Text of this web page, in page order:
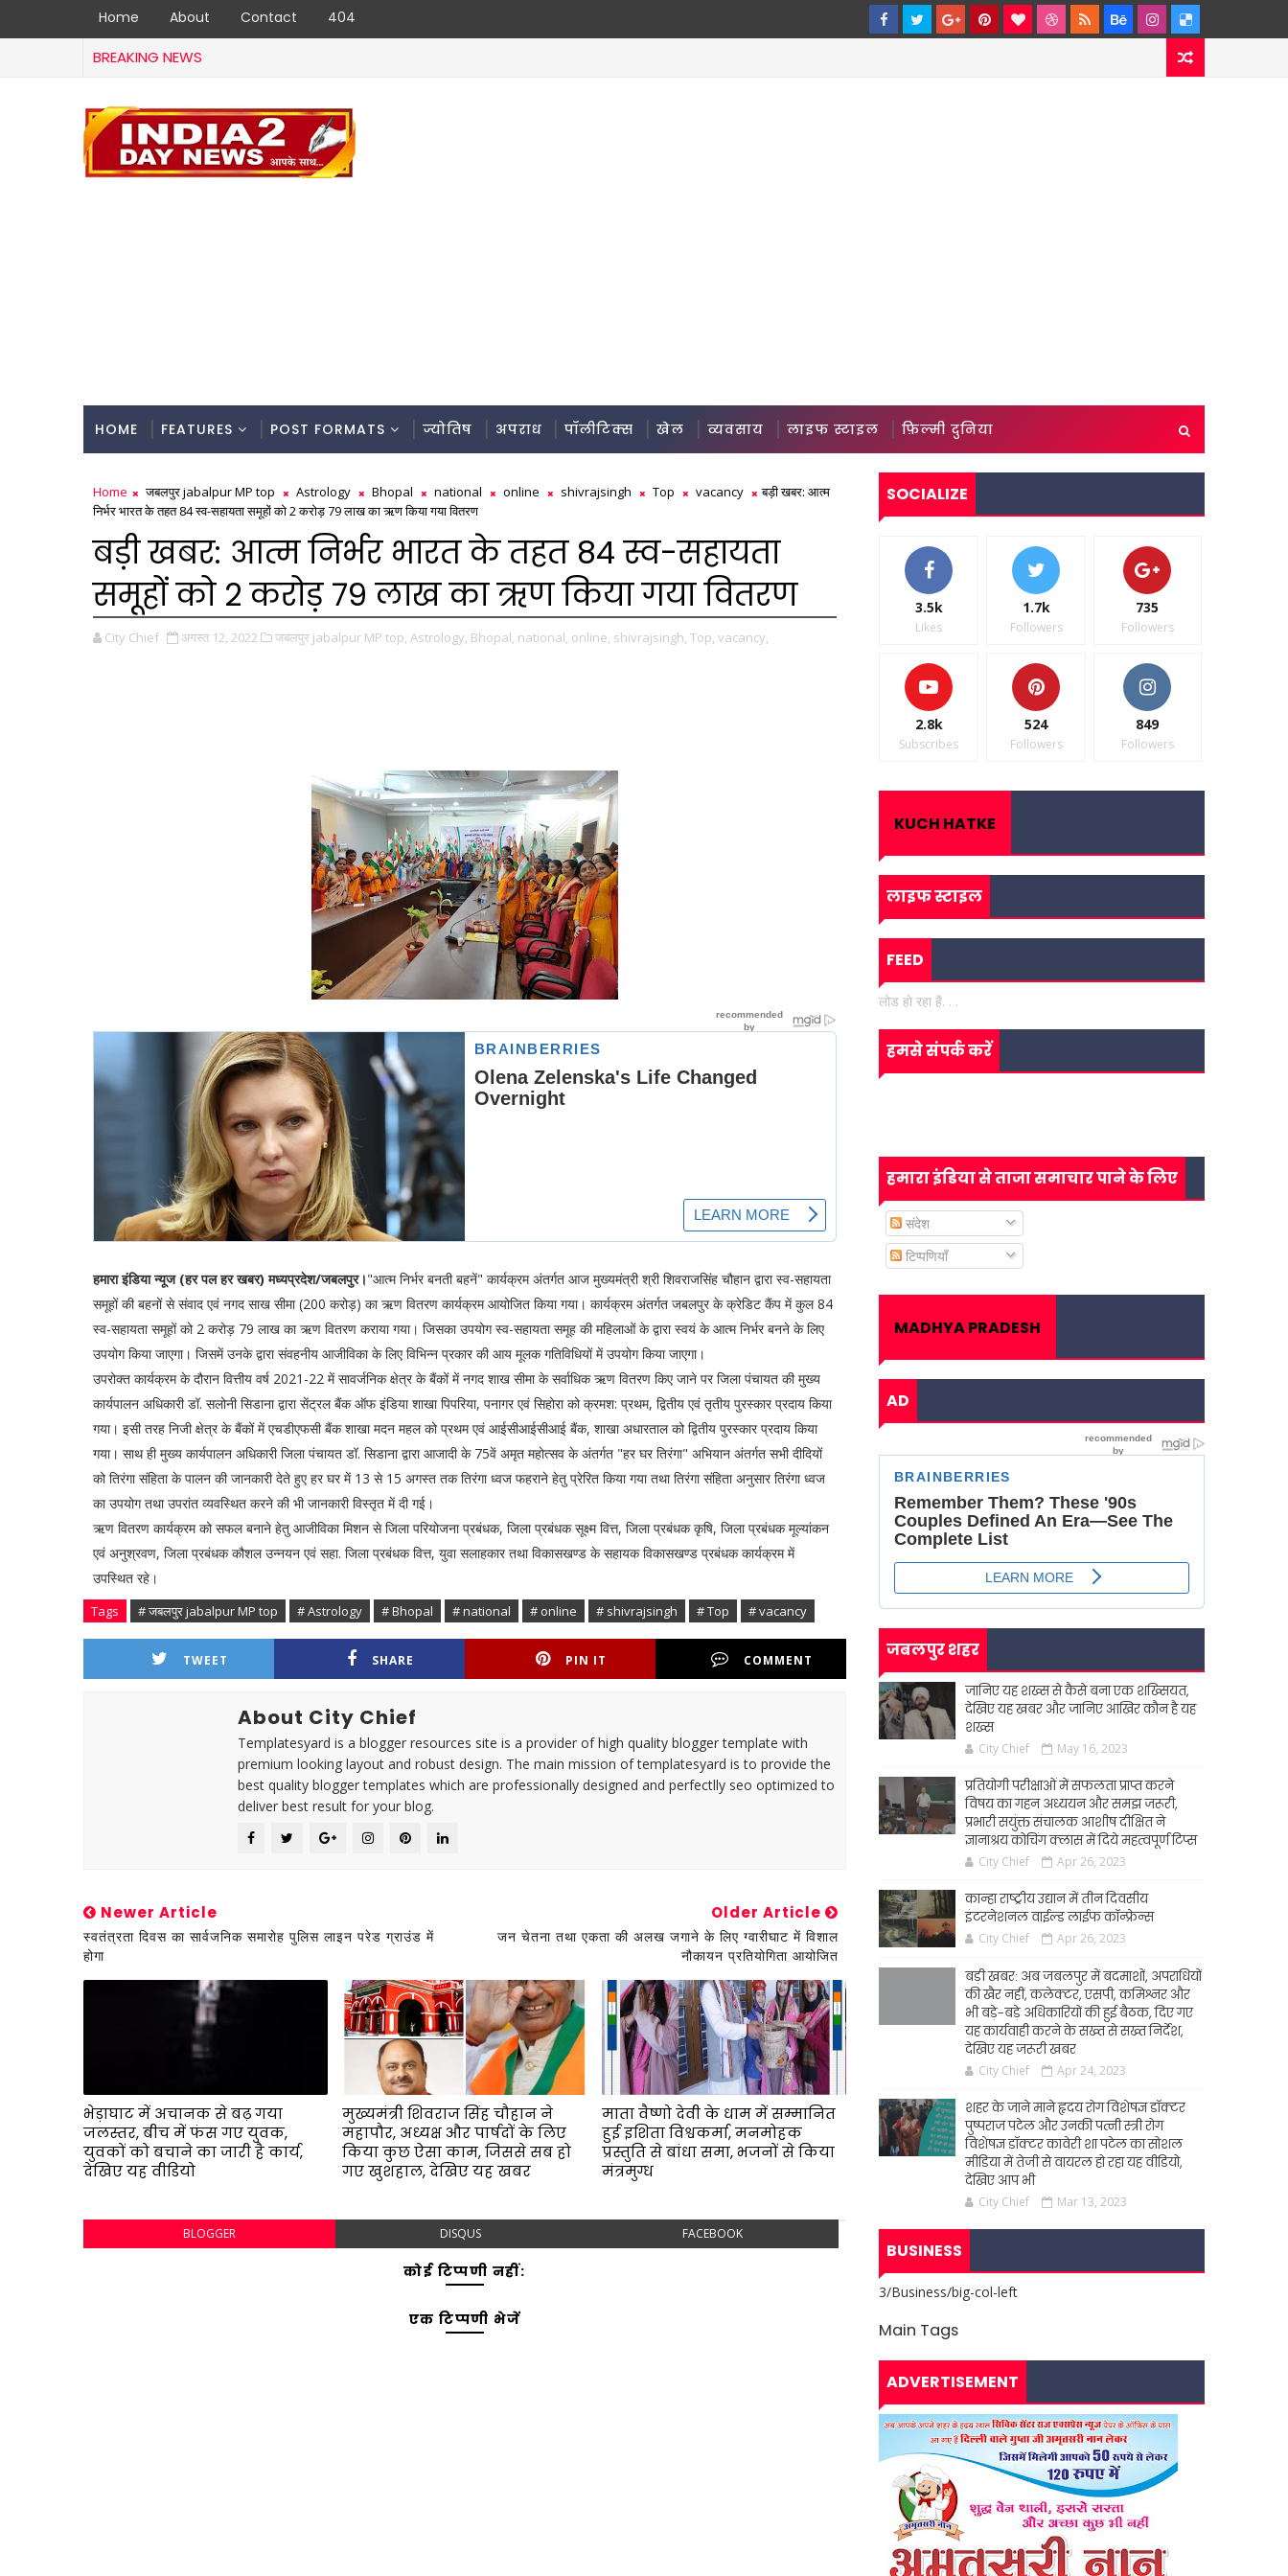
Home About Contact 404
BREAKING NEWS
HOME FEATURES POST FORMATS ज्योतिष अपराध पॉलीटिक्स खेल व्यवसाय लाइफ स्टाइल फ़िल्मी दुनिया
Home जबलपुर jabalpur MP top Astrology Bhopal national online shivrajsingh Top vacancy
बड़ी खबर: आत्म
निर्भर भारत के तहत 84 स्व-सहायता समूहों को 2 करोड़ 79 लाख का ऋण किया गया वितरण
बड़ी खबर: आत्म निर्भर भारत के तहत 84 स्व-सहायता
समूहों को 2 करोड़ 79 लाख का ऋण किया गया वितरण
City Chief अगस्त 12, 2022 जबलपुर jabalpur MP top, Astrology, Bhopal, national, online, shivrajsingh, Top, vacancy,
हमारा इंडिया न्यूज (हर पल हर खबर) मध्यप्रदेश/जबलपुर।"आत्म निर्भर बनती बहनें" कार्यक्रम अंतर्गत आज मुख्यमंत्री श्री शिवराजसिंह चौहान द्वारा स्व-सहायता
समूहों की बहनों से संवाद एवं नगद साख सीमा (200 करोड़) का ऋण वितरण कार्यक्रम आयोजित किया गया। कार्यक्रम अंतर्गत जबलपुर के क्रेडिट कैंप में कुल 84
स्व-सहायता समूहों को 2 करोड़ 79 लाख का ऋण वितरण कराया गया। जिसका उपयोग स्व-सहायता समूह की महिलाओं के द्वारा स्वयं के आत्म निर्भर बनने के लिए
उपयोग किया जाएगा। जिसमें उनके द्वारा संवहनीय आजीविका के लिए विभिन्न प्रकार की आय मूलक गतिविधियों में उपयोग किया जाएगा।
उपरोक्त कार्यक्रम के दौरान वित्तीय वर्ष 2021-22 में सावर्जनिक क्षेत्र के बैंकों में नगद शाख सीमा के सर्वाधिक ऋण वितरण किए जाने पर जिला पंचायत की मुख्य
कार्यपालन अधिकारी डॉ. सलोनी सिडाना द्वारा सेंट्रल बैंक ऑफ इंडिया शाखा पिपरिया, पनागर एवं सिहोरा को क्रमश: प्रथम, द्वितीय एवं तृतीय पुरस्कार प्रदाय किया
गया। इसी तरह निजी क्षेत्र के बैंकों में एचडीएफसी बैंक शाखा मदन महल को प्रथम एवं आईसीआईसीआई बैंक, शाखा अधारताल को द्वितीय पुरस्कार प्रदाय किया
गया। साथ ही मुख्य कार्यपालन अधिकारी जिला पंचायत डॉ. सिडाना द्वारा आजादी के 75वें अमृत महोत्सव के अंतर्गत "हर घर तिरंगा" अभियान अंतर्गत सभी दीदियों
को तिरंगा संहिता के पालन की जानकारी देते हुए हर घर में 13 से 15 अगस्त तक तिरंगा ध्वज फहराने हेतु प्रेरित किया गया तथा तिरंगा संहिता अनुसार तिरंगा ध्वज
का उपयोग तथा उपरांत व्यवस्थित करने की भी जानकारी विस्तृत में दी गई।
ऋण वितरण कार्यक्रम को सफल बनाने हेतु आजीविका मिशन से जिला परियोजना प्रबंधक, जिला प्रबंधक सूक्ष्म वित्त, जिला प्रबंधक कृषि, जिला प्रबंधक मूल्यांकन
एवं अनुश्रवण, जिला प्रबंधक कौशल उन्नयन एवं सहा. जिला प्रबंधक वित्त, युवा सलाहकार तथा विकासखण्ड के सहायक विकासखण्ड प्रबंधक कार्यक्रम में
उपस्थित रहे।
Tags # जबलपुर jabalpur MP top # Astrology # Bhopal # national # online # shivrajsingh # Top # vacancy
TWEET SHARE PIN IT COMMENT
About City Chief
Templatesyard is a blogger resources site is a provider of high quality blogger template with
premium looking layout and robust design. The main mission of templatesyard is to provide the
best quality blogger templates which are professionally designed and perfectlly seo optimized to
deliver best result for your blog.
Newer Article
स्वतंत्रता दिवस का सार्वजनिक समारोह पुलिस लाइन परेड ग्राउंड में
होगा
Older Article
जन चेतना तथा एकता की अलख जगाने के लिए ग्वारीघाट में विशाल
नौकायन प्रतियोगिता आयोजित
भेड़ाघाट में अचानक से बढ़ गया
जलस्तर, बीच में फंस गए युवक,
युवकों को बचाने का जारी है कार्य,
देखिए यह वीडियो
मुख्यमंत्री शिवराज सिंह चौहान ने
महापौर, अध्यक्ष और पार्षदों के लिए
किया कुछ ऐसा काम, जिससे सब हो
गए खुशहाल, देखिए यह खबर
माता वैष्णो देवी के धाम में सम्मानित
हुई इशिता विश्वकर्मा, मनमोहक
प्रस्तुति से बांधा समा, भजनों से किया
मंत्रमुग्ध
BLOGGER DISQUS FACEBOOK
कोई टिप्पणी नहीं:
एक टिप्पणी भेजें
SOCIALIZE
3.5k
Likes
1.7k
Followers
735
Followers
2.8k
Subscribes
524
Followers
849
Followers
KUCH HATKE
लाइफ स्टाइल
FEED
लोड हो रहा है. . .
हमसे संपर्क करें
हमारा इंडिया से ताजा समाचार पाने के लिए
संदेश
टिप्पणियाँ
MADHYA PRADESH
AD
जबलपुर शहर
जानिए यह शख्स से कैसे बना एक शख्सियत,
देखिए यह खबर और जानिए आखिर कौन है यह
शख्स
City Chief May 16, 2023
प्रतियोगी परीक्षाओं में सफलता प्राप्त करने
विषय का गहन अध्ययन और समझ जरूरी,
प्रभारी सयुंक्त संचालक आशीष दीक्षित ने
ज्ञानाश्रय कोचिंग क्लास में दिये महत्वपूर्ण टिप्स
City Chief Apr 26, 2023
कान्हा राष्ट्रीय उद्यान में तीन दिवसीय
इंटरनेशनल वाईल्ड लाईफ कॉन्फ्रेन्स
City Chief Apr 26, 2023
बड़ी खबर: अब जबलपुर में बदमाशों, अपराधियों
की खैर नहीं, कलेक्टर, एसपी, कमिश्नर और
भी बड़े-बड़े अधिकारियों की हुई बैठक, दिए गए
यह कार्यवाही करने के सख्त से सख्त निर्देश,
देखिए यह जरूरी खबर
City Chief Apr 24, 2023
शहर के जाने माने हृदय रोग विशेषज्ञ डॉक्टर
पुष्पराज पटेल और उनकी पत्नी स्त्री रोग
विशेषज्ञ डॉक्टर कावेरी शा पटेल का सोशल
मीडिया में तेजी से वायरल हो रहा यह वीडियो,
देखिए आप भी
City Chief Mar 13, 2023
BUSINESS
3/Business/big-col-left
Main Tags
ADVERTISEMENT